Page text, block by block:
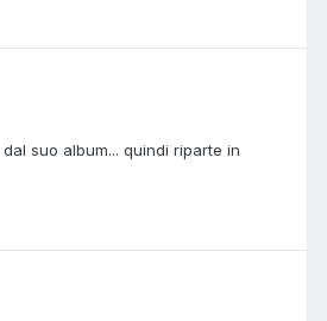
suo album... quindi riparte in